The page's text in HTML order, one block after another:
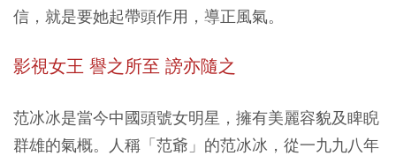
信，就是要她起帶頭作用，導正風氣。
影視女王 譽之所至 謗亦隨之
范冰冰是當今中國頭號女明星，擁有美麗容貌及睥睨
群雄的氣概。人稱「范爺」的范冰冰，從一九九八年